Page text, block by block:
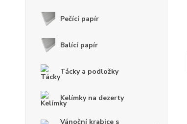
Pečící papír
Balící papír
Tácky a podložky
Kelímky na dezerty
Vánoční krabice s